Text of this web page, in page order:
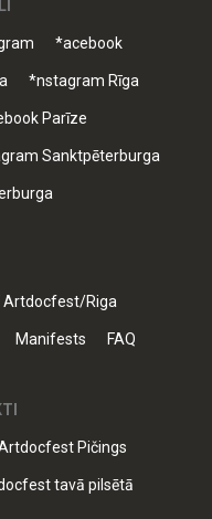
*acebook
*nstagram Rīga
Parīze
Sanktpēterburga
Artdocfest/Riga
Manifests FAQ
Pičings
tavā pilsētā